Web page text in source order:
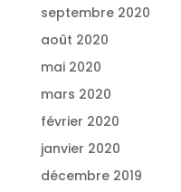
septembre 2020
août 2020
mai 2020
mars 2020
février 2020
janvier 2020
décembre 2019